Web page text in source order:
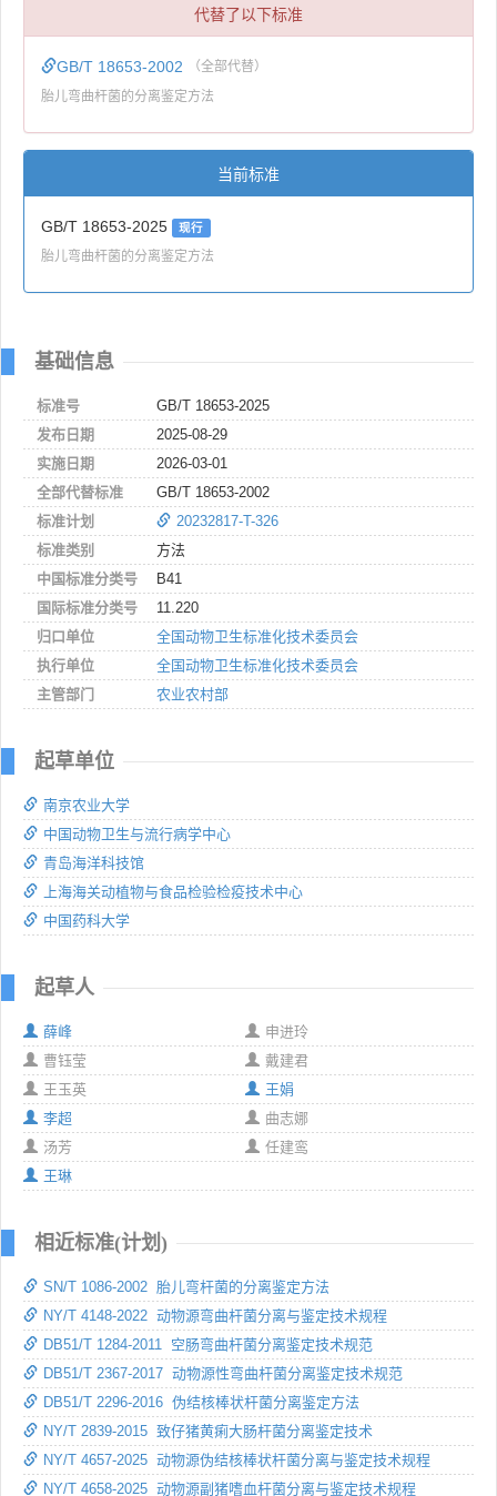
代替了以下标准
GB/T 18653-2002 （全部代替）
胎儿弯曲杆菌的分离鉴定方法
当前标准
GB/T 18653-2025 现行
胎儿弯曲杆菌的分离鉴定方法
基础信息
标准号
GB/T 18653-2025
发布日期
2025-08-29
实施日期
2026-03-01
全部代替标准
GB/T 18653-2002
标准计划
20232817-T-326
标准类别
方法
中国标准分类号
B41
国际标准分类号
11.220
归口单位
全国动物卫生标准化技术委员会
执行单位
全国动物卫生标准化技术委员会
主管部门
农业农村部
起草单位
南京农业大学
中国动物卫生与流行病学中心
青岛海洋科技馆
上海海关动植物与食品检验检疫技术中心
中国药科大学
起草人
薛峰
申进玲
曹钰莹
戴建君
王玉英
王娟
李超
曲志娜
汤芳
任建鸾
王琳
相近标准(计划)
SN/T 1086-2002 胎儿弯杆菌的分离鉴定方法
NY/T 4148-2022 动物源弯曲杆菌分离与鉴定技术规程
DB51/T 1284-2011 空肠弯曲杆菌分离鉴定技术规范
DB51/T 2367-2017 动物源性弯曲杆菌分离鉴定技术规范
DB51/T 2296-2016 伪结核棒状杆菌分离鉴定方法
NY/T 2839-2015 致仔猪黄痢大肠杆菌分离鉴定技术
NY/T 4657-2025 动物源伪结核棒状杆菌分离与鉴定技术规程
NY/T 4658-2025 动物源副猪嗜血杆菌分离与鉴定技术规程